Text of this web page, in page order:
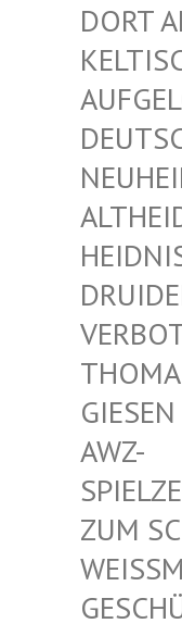
ORT
IESEN
WZ-S
UM